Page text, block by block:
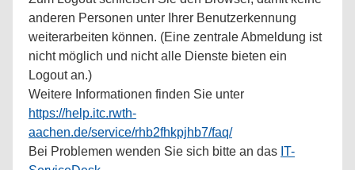
anderen Personen unter Ihrer Benutzerkennung
weiterarbeiten können. (Eine zentrale Abmeldung ist
nicht möglich und nicht alle Dienste bieten ein
Logout an.)
Weitere Informationen finden Sie unter
https://help.itc.rwth-
aachen.de/service/rhb2fhkpjhb7/faq/
Bei Problemen wenden Sie sich bitte an das IT-